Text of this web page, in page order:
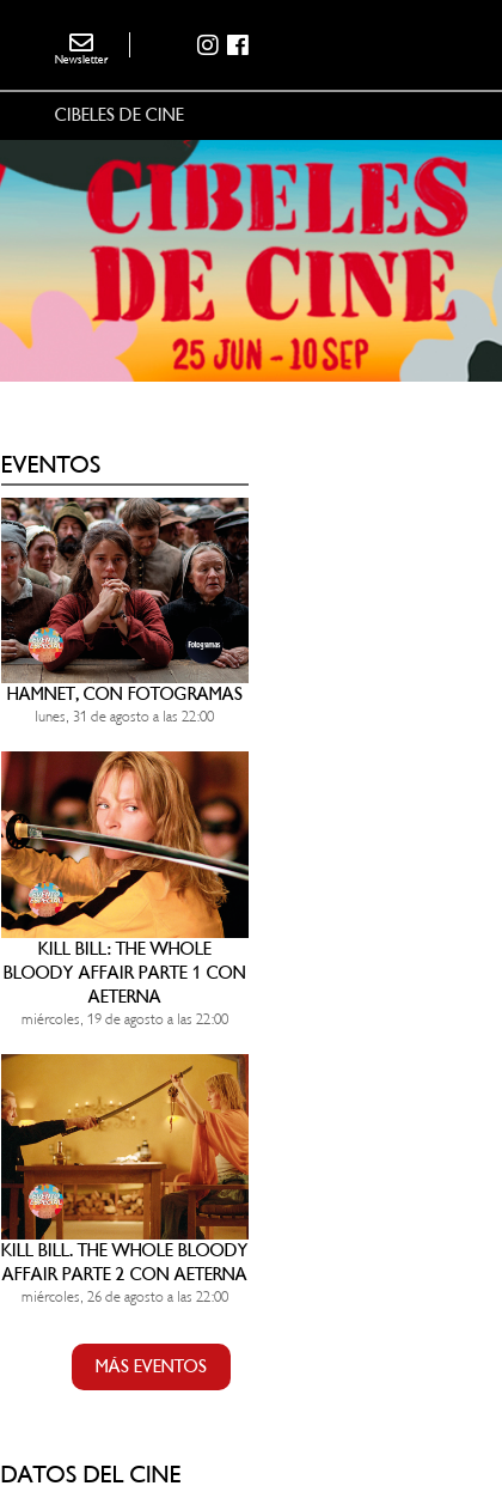
Newsletter
CIBELES DE CINE
EVENTOS
HAMNET, CON FOTOGRAMAS
lunes, 31 de agosto a las 22:00
KILL BILL: THE WHOLE
BLOODY AFFAIR PARTE 1 CON
AETERNA
miércoles, 19 de agosto a las 22:00
KILL BILL. THE WHOLE BLOODY
AFFAIR PARTE 2 CON AETERNA
miércoles, 26 de agosto a las 22:00
MÁS EVENTOS
DATOS DEL CINE